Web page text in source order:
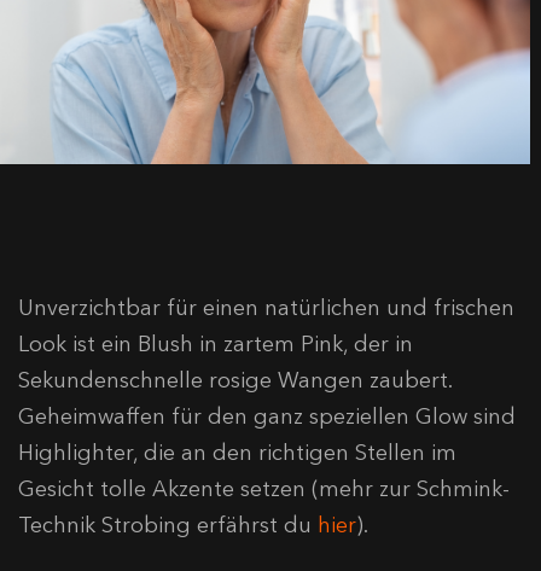
Unverzichtbar für einen natürlichen und frischen
Look ist ein Blush in zartem Pink, der in
Sekundenschnelle rosige Wangen zaubert.
Geheimwaffen für den ganz speziellen Glow sind
Highlighter, die an den richtigen Stellen im
Gesicht tolle Akzente setzen (mehr zur Schmink-
Technik Strobing erfährst du hier).